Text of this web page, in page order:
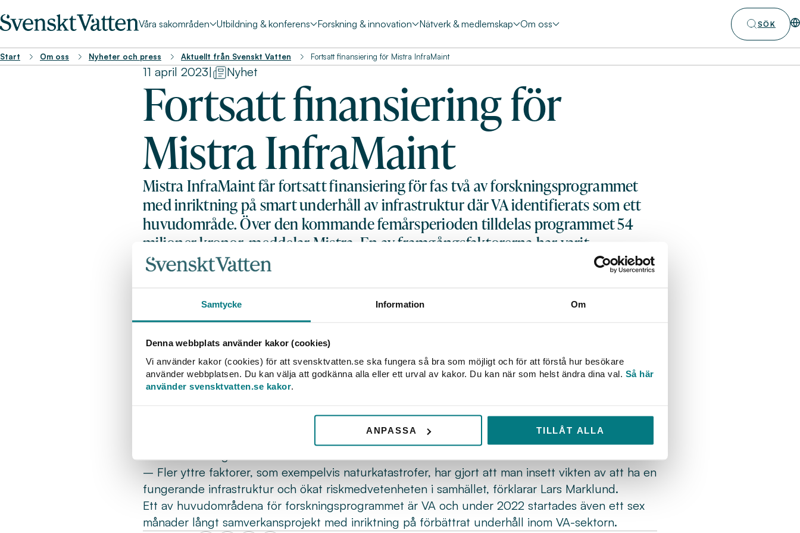
Samtycke Information Om
Denna webbplats använder kakor (cookies)
Vi använder kakor (cookies) för att svensktvatten.se ska fungera så bra som möjligt och för att förstå hur besökare
använder webbplatsen. Du kan välja att godkänna alla eller ett urval av kakor. Du kan när som helst ändra dina val. Så här
använder svensktvatten.se kakor.
ANPASSA TILLÅT ALLA
Våra sakområden Utbildning & konferens Forskning & innovation Nätverk & medlemskap Om oss SÖK
Start Om oss Nyheter och press Aktuellt från Svenskt Vatten Fortsatt finansiering för Mistra InfraMaint
11 april 2023| Nyhet
Fortsatt finansiering för
Mistra InfraMaint
Mistra InfraMaint får fortsatt finansiering för fas två av forskningsprogrammet
med inriktning på smart underhåll av infrastruktur där VA identifierats som ett
huvudområde. Över den kommande femårsperioden tilldelas programmet 54
miljoner kronor, meddelar Mistra. En av framgångsfaktorerna har varit
kombinationen av samhällsnytta och tillämpade vetenskapliga resultat. – Det har
varit viktigt att den forskning vi gör baseras på de frågor som kommunerna själva
identifierar som viktiga. Vi gör flera projekt tillsammans med kommunerna, så
att de hela tiden kan vara med och styra och vara delaktiga i den forskning som
bedrivs, säger programchef Lars Marklund.
Andra fasen av forskningsprogrammet Mistra InfraMaint tilldelas medel för den kommande
femårsperioden. Inom programmet arbetar forskare och kommuner tillsammans för att bygga och
förmedla kunskap om ett mer hållbart och effektivt underhåll av infrastruktur. Särskilt fokus har
att fortsätta detta arbete i fas två kommer man även utveckla programmet för att bättre tackla
identifierade samhällsutmaningar. I arbetet ingår även framtida utmaningar som
– Fler yttre faktorer, som exempelvis naturkatastrofer, har gjort att man insett vikten av att ha en
fungerande infrastruktur och ökat riskmedvetenheten i samhället, förklarar Lars Marklund.
Ett av huvudområdena för forskningsprogrammet är VA och under 2022 startades även ett sex
månader långt samverkansprojekt med inriktning på förbättrat underhåll inom VA-sektorn.